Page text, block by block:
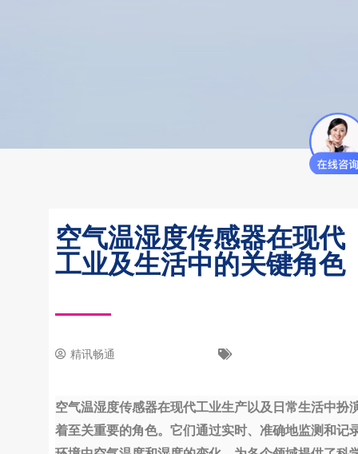
空气温湿度传感器在现代
工业及生活中的关键角色
精讯畅通
空气温湿度传感器在现代工业生产以及日常生活中扮
着至关重要的角色。它们通过实时、准确地监测和记